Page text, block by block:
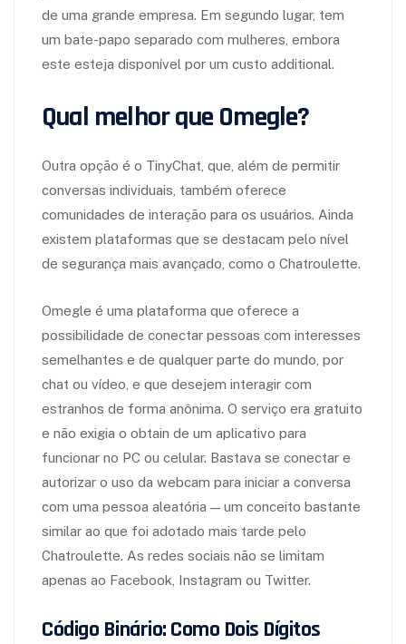
de uma grande empresa. Em segundo lugar, tem
um bate-papo separado com mulheres, embora
este esteja disponível por um custo additional.
Qual melhor que Omegle?
Outra opção é o TinyChat, que, além de permitir
conversas individuais, também oferece
comunidades de interação para os usuários. Ainda
existem plataformas que se destacam pelo nível
de segurança mais avançado, como o Chatroulette.
Omegle é uma plataforma que oferece a
possibilidade de conectar pessoas com interesses
semelhantes e de qualquer parte do mundo, por
chat ou vídeo, e que desejem interagir com
estranhos de forma anônima. O serviço era gratuito
e não exigia o obtain de um aplicativo para
funcionar no PC ou celular. Bastava se conectar e
autorizar o uso da webcam para iniciar a conversa
com uma pessoa aleatória — um conceito bastante
similar ao que foi adotado mais tarde pelo
Chatroulette. As redes sociais não se limitam
apenas ao Facebook, Instagram ou Twitter.
Código Binário: Como Dois Dígitos